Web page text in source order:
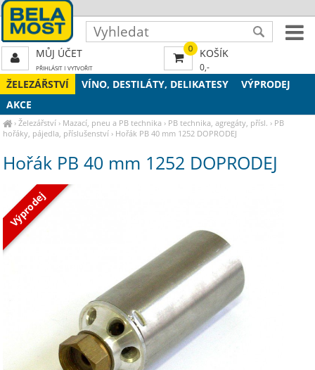
ŽELEZÁŘSTVÍ VÍNO, DESTILÁTY, DELIKATESY
VÝPRODEJ
AKCE
›Železářství › Mazací, pneu a PB technika › PB technika, agregáty, přísl. › PB
hořáky, pájedla, příslušenství › Hořák PB 40 mm 1252 DOPRODEJ
Hořák PB 40 mm 1252 DOPRODEJ
Výprodej
0 KOŠÍK
0,-
MŮJ ÚČET
PŘIHLÁSIT| VYTVOŘIT